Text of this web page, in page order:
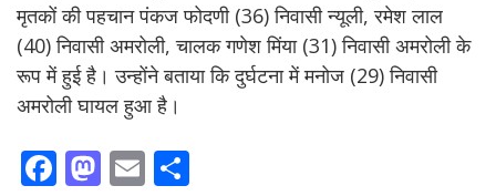
मृतकों की पहचान पंकज फोदणी (36) निवासी न्यूली, रमेश लाल
(40) निवासी अमरोली, चालक गणेश मिंया (31) निवासी अमरोली के
रूप में हुई है। उन्होंने बताया कि दुर्घटना में मनोज (29) निवासी
अमरोली घायल हुआ है।
F M E